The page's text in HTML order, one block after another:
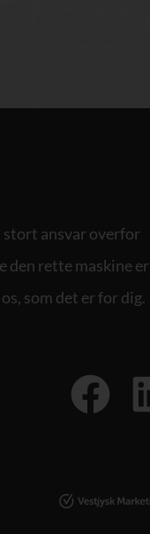
stort ansvar overfor
den rette maskine er
som det er for dig.